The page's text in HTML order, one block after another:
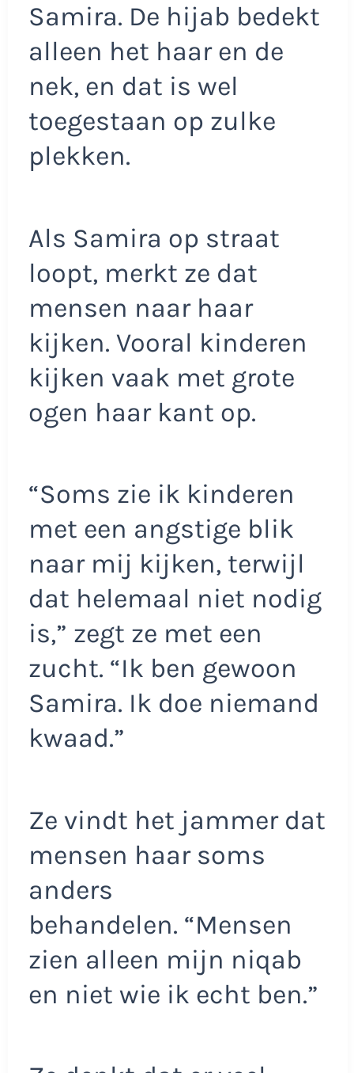
Samira. De hijab bedekt
alleen het haar en de
nek, en dat is wel
toegestaan op zulke
plekken.
Als Samira op straat
loopt, merkt ze dat
mensen naar haar
kijken. Vooral kinderen
kijken vaak met grote
ogen haar kant op.
“Soms zie ik kinderen
met een angstige blik
naar mij kijken, terwijl
dat helemaal niet nodig
is,” zegt ze met een
zucht. “Ik ben gewoon
Samira. Ik doe niemand
kwaad.”
Ze vindt het jammer dat
mensen haar soms
anders
behandelen. “Mensen
zien alleen mijn niqab
en niet wie ik echt ben.”